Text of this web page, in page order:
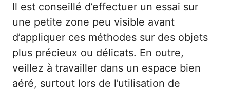
Il est conseillé d’effectuer un essai sur
une petite zone peu visible avant
d’appliquer ces méthodes sur des objets
plus précieux ou délicats. En outre,
veillez à travailler dans un espace bien
aéré, surtout lors de l’utilisation de